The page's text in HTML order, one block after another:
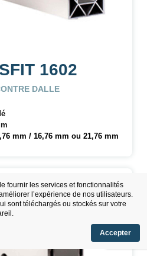
1602
DALLE
mm / 16,76 mm ou 21,76 mm
fournir les services et fonctionnalités
l’expérience de nos utilisateurs.
sont téléchargés ou stockés sur votre
Accepter